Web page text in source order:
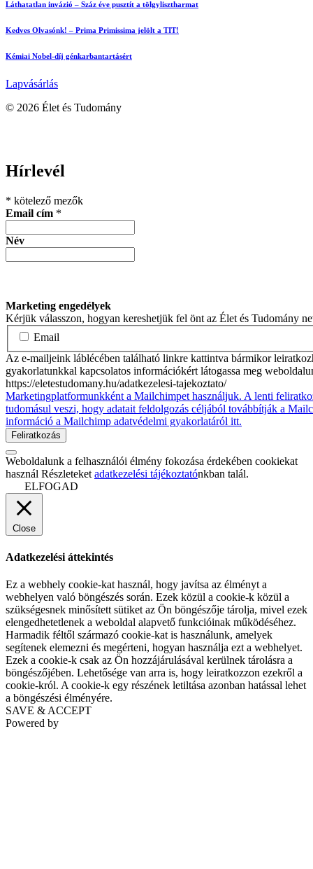
Láthatatlan invázió – Száz éve pusztít a tölgylisztharmat
Kedves Olvasónk! – Prima Primissima jelölt a TIT!
Kémiai Nobel-díj génkarbantartásért
Lapvásárlás
© 2026 Élet és Tudomány
Hírlevél
* kötelező mezők
Email cím *
Név
Marketing engedélyek
Kérjük válasszon, hogyan kereshetjük fel önt az Élet és Tudomány
Email
Az e-mailjeink láblécében található linkre kattintva bármikor
gyakorlatunkkal kapcsolatos információkért látogassa meg
https://eletestudomany.hu/adatkezelesi-tajekoztato/
Marketingplatformunkként a Mailchimpet használjuk. A lenti
tudomásul veszi, hogy adatait feldolgozás céljából továbbítják a
információ a Mailchimp adatvédelmi gyakorlatáról itt.
Weboldalunk a felhasználói élmény fokozása érdekében cookiekat
használ Részleteket adatkezelési tájékoztatónkban talál.
ELFOGAD
Close
Adatkezelési áttekintés
Ez a webhely cookie-kat használ, hogy javítsa az élményt a
webhelyen való böngészés során. Ezek közül a cookie-k közül a
szükségesnek minősített sütiket az Ön böngészője tárolja, mivel ezek
elengedhetetlenek a weboldal alapvető funkcióinak működéséhez.
Harmadik féltől származó cookie-kat is használunk, amelyek
segítenek elemezni és megérteni, hogyan használja ezt a webhelyet.
Ezek a cookie-k csak az Ön hozzájárulásával kerülnek tárolásra a
böngészőjében. Lehetősége van arra is, hogy leiratkozzon ezekről a
cookie-król. A cookie-k egy részének letiltása azonban hatással lehet
a böngészési élményére.
SAVE & ACCEPT
Powered by